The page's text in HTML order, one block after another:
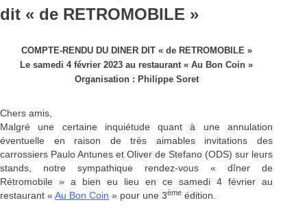
dit « de RETROMOBILE »
COMPTE-RENDU DU DINER DIT « de RETROMOBILE »
Le samedi 4 février 2023 au restaurant « Au Bon Coin »
Organisation : Philippe Soret
Chers amis,
Malgré une certaine inquiétude quant à une annulation
éventuelle en raison de très aimables invitations des
carrossiers Paulo Antunes et Oliver de Stefano (ODS) sur leurs
stands, notre sympathique rendez-vous « dîner de
Rétromobile » a bien eu lieu en ce samedi 4 février au
restaurant « Au Bon Coin » pour une 3ème édition.